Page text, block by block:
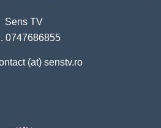
Sens TV
0747686855
(at) senstv.ro